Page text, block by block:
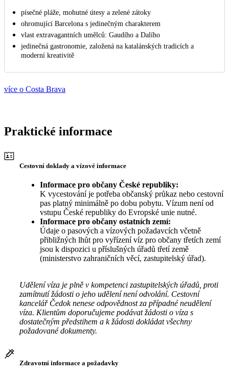
písečné pláže, mohutné útesy a zelené zátoky
ohromující Barcelona s jedinečným charakterem
vlast extravagantních umělců: Gaudího a Dalího
jedinečná gastronomie, založená na katalánských tradicích a
moderní kreativitě
více o Costa Brava
Praktické informace
Cestovní doklady a vízové informace
Informace pro občany České republiky:
K vycestování je potřeba občanský průkaz nebo cestovní
pas platný minimálně po dobu pobytu. Vízum není od
vstupu České republiky do Evropské unie nutné.
Informace pro občany ostatních zemí:
Údaje o pasových a vízových požadavcích včetně
přibližných lhůt pro vyřízení víz pro občany třetích zemí
jsou k dispozici u příslušných úřadů třetí země
(ministerstvo zahraničních věcí, zastupitelský úřad).
Udělení víza je plně v kompetenci zastupitelských úřadů, proti
zamítnutí žádosti o jeho udělení není odvolání. Cestovní
kancelář Čedok nenese odpovědnost za případné neudělení
víza. Klientům doporučujeme podávat žádosti o víza s
dostatečným předstihem a k žádosti dokládat všechny
požadované dokumenty.
Zdravotní informace a požadavky